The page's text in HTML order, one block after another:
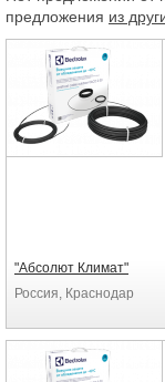
предложения из
"Абсолют Климат"
Россия, Краснодар